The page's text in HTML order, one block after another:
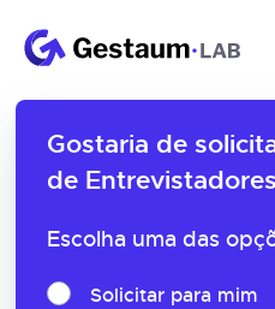
Gostaria de
de
Escolha uma das
Solicitar para mim